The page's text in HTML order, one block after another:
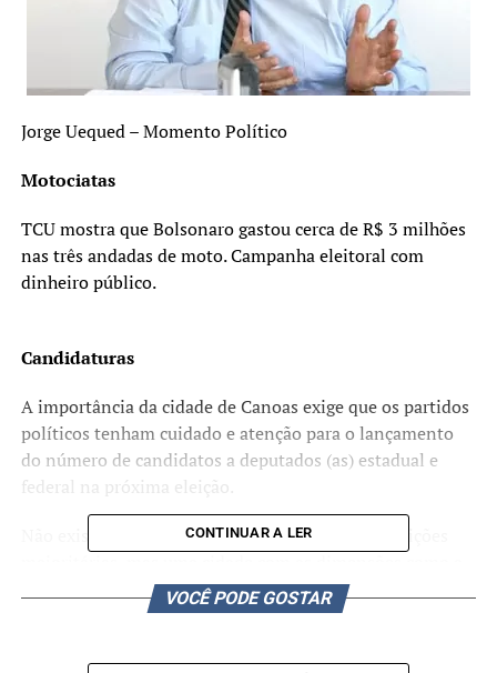
Jorge Uequed – Momento Político
Motociatas
TCU mostra que Bolsonaro gastou cerca de R$ 3 milhões
nas três andadas de moto. Campanha eleitoral com
dinheiro público.
Candidaturas
A importância da cidade de Canoas exige que os partidos
políticos tenham cuidado e atenção para o lançamento
do número de candidatos a deputados (as) estadual e
federal na próxima eleição.
Não existe nenhuma previsão a candidatos às eleições
nossa não pode ficar sem um ou mais representantes na
Câmara dos Deputados ou na Assembleia Legislativa.
Com a nova lei, foi reduzido o número de candidatos, que
CONTINUAR A LER
VOCÊ PODE GOSTAR